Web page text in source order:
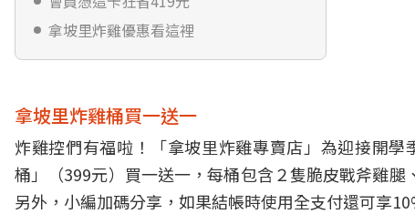
拿坡里炸雞優惠看這裡
拿坡里炸雞桶買一送一
炸雞控們有福啦！「拿坡里炸雞專賣店」為迎接開
桶」（399元）買一送一，每桶包含２隻脆皮戰斧雞
另外，小編加碼分享，如果結帳時使用全支付還可享